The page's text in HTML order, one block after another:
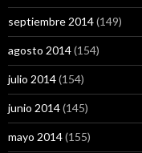
septiembre 2014(149)
agosto 2014(154)
julio 2014(154)
junio 2014(145)
mayo 2014(155)